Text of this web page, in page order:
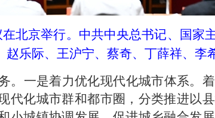
北京举行。中共中央总书记、国家
乐际、王沪宁、蔡奇、丁薛祥、李
。一是着力优化现代化城市体系。
代化城市群和都市圈，分类推进以